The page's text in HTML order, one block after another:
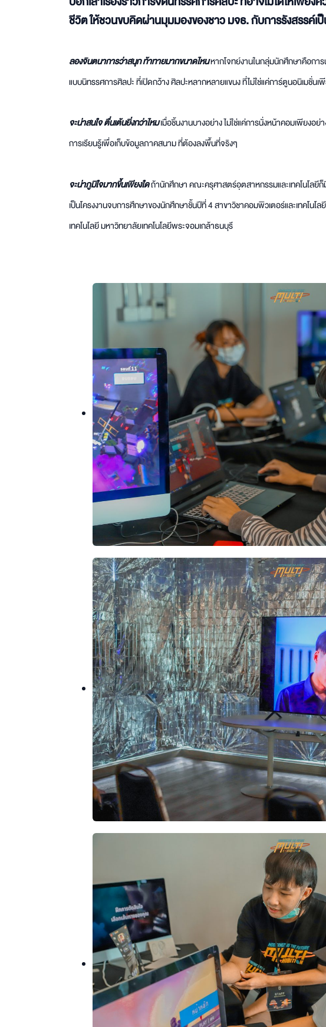
ชีวิต ให้ชวนขบคิดผ่านมุมมองของชาว มจธ. กับการรังสรรค์เ
ลองจินตนาการว่าสนุก ท้าทายมากขนาดไหนหากโจทย์งานในกลุ่มนักศึกษาคือการ
แบบนิทรรศการศิลปะ ที่เปิดกว้าง ศิลปะหลากหลายแขนง ที่ไม่ใช่แค่การ์ตูนอนิเมชั่นเ
จะน่าสนใจ ตื่นเต้นยิ่งกว่าไหมเมื่อชิ้นงานบางอย่าง ไม่ใช่แค่การนั่งหน้าคอมเพียง
การเรียนรู้เพื่อเก็บข้อมูลภาคสนาม ที่ต้องลงพื้นที่จริงๆ
จะน่าภูมิใจมากขึ้นเพียงใดถ้านักศึกษา คณะครุศาสตร์อุตสาหกรรมและเทคโนโลยี
เป็นโครงงานจบการศึกษาของนักศึกษาชั้นปีที่ 4 สาขาวิชาคอมพิวเตอร์และเทคโน
เทคโนโลยี มหาวิทยาลัยเทคโนโลยีพระจอมเกล้าธนบุรี